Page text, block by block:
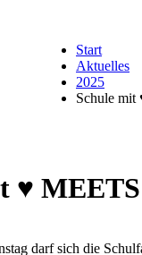
Start
Aktuelles
2025
Schule
♥️
darf sich die